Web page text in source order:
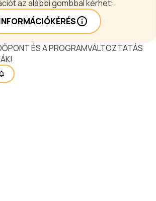
az alábbi gombbal kérhet:
ÉS A PROGRAMVÁLTOZTATÁS